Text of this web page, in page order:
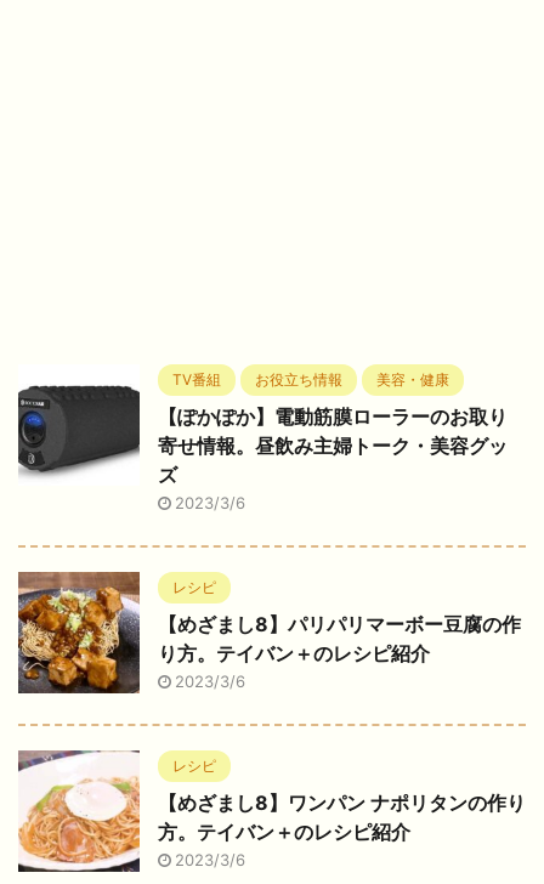
TV番組 お役立ち情報 美容・健康
【ぽかぽか】電動筋膜ローラーのお取り
寄せ情報。昼飲み主婦トーク・美容グッ
ズ
2023/3/6
レシピ
【めざまし8】パリパリマーボー豆腐の作
り方。テイバン＋のレシピ紹介
2023/3/6
レシピ
【めざまし8】ワンパン ナポリタンの作り
方。テイバン＋のレシピ紹介
2023/3/6